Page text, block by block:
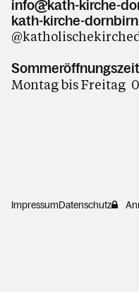
info@kath-kirche-
kath-kirche-
Montag bis Freitag
ImpressumDatenschutz